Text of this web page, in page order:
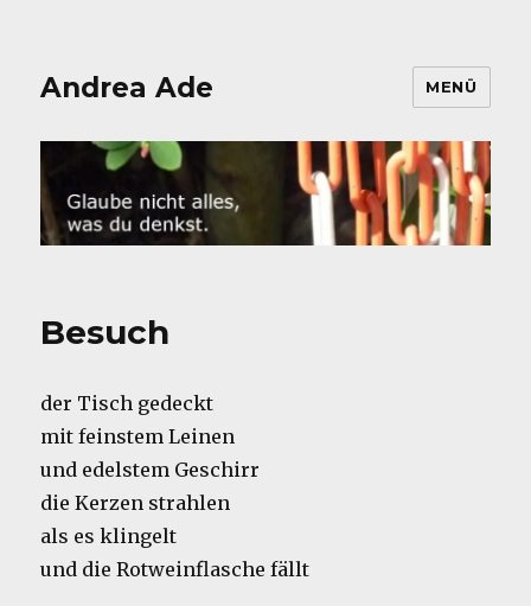
Andrea Ade MENÜ
Besuch
der Tisch gedeckt
mit feinstem Leinen
und edelstem Geschirr
die Kerzen strahlen
als es klingelt
und die Rotweinflasche fällt